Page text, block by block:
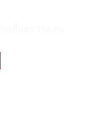
ALL ของ
คารกำหนด ซึ่ง